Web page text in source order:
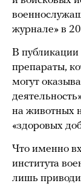
журнале» в
В публикации
препараты,
могут
на животных
«здоровых
Что именно
института
лишь